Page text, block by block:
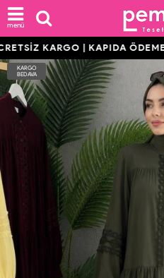
menü
KARGO | KAPIDA ÖDEME
KARGO
BEDAVA